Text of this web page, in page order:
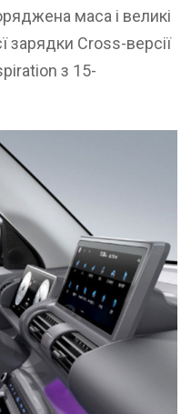
маса і великі
зарядки Cross-версії
з 15-